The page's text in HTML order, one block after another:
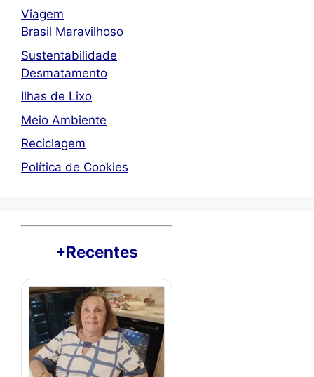
Viagem
Brasil Maravilhoso
Sustentabilidade
Desmatamento
Ilhas de Lixo
Meio Ambiente
Reciclagem
Política de Cookies
+Recentes